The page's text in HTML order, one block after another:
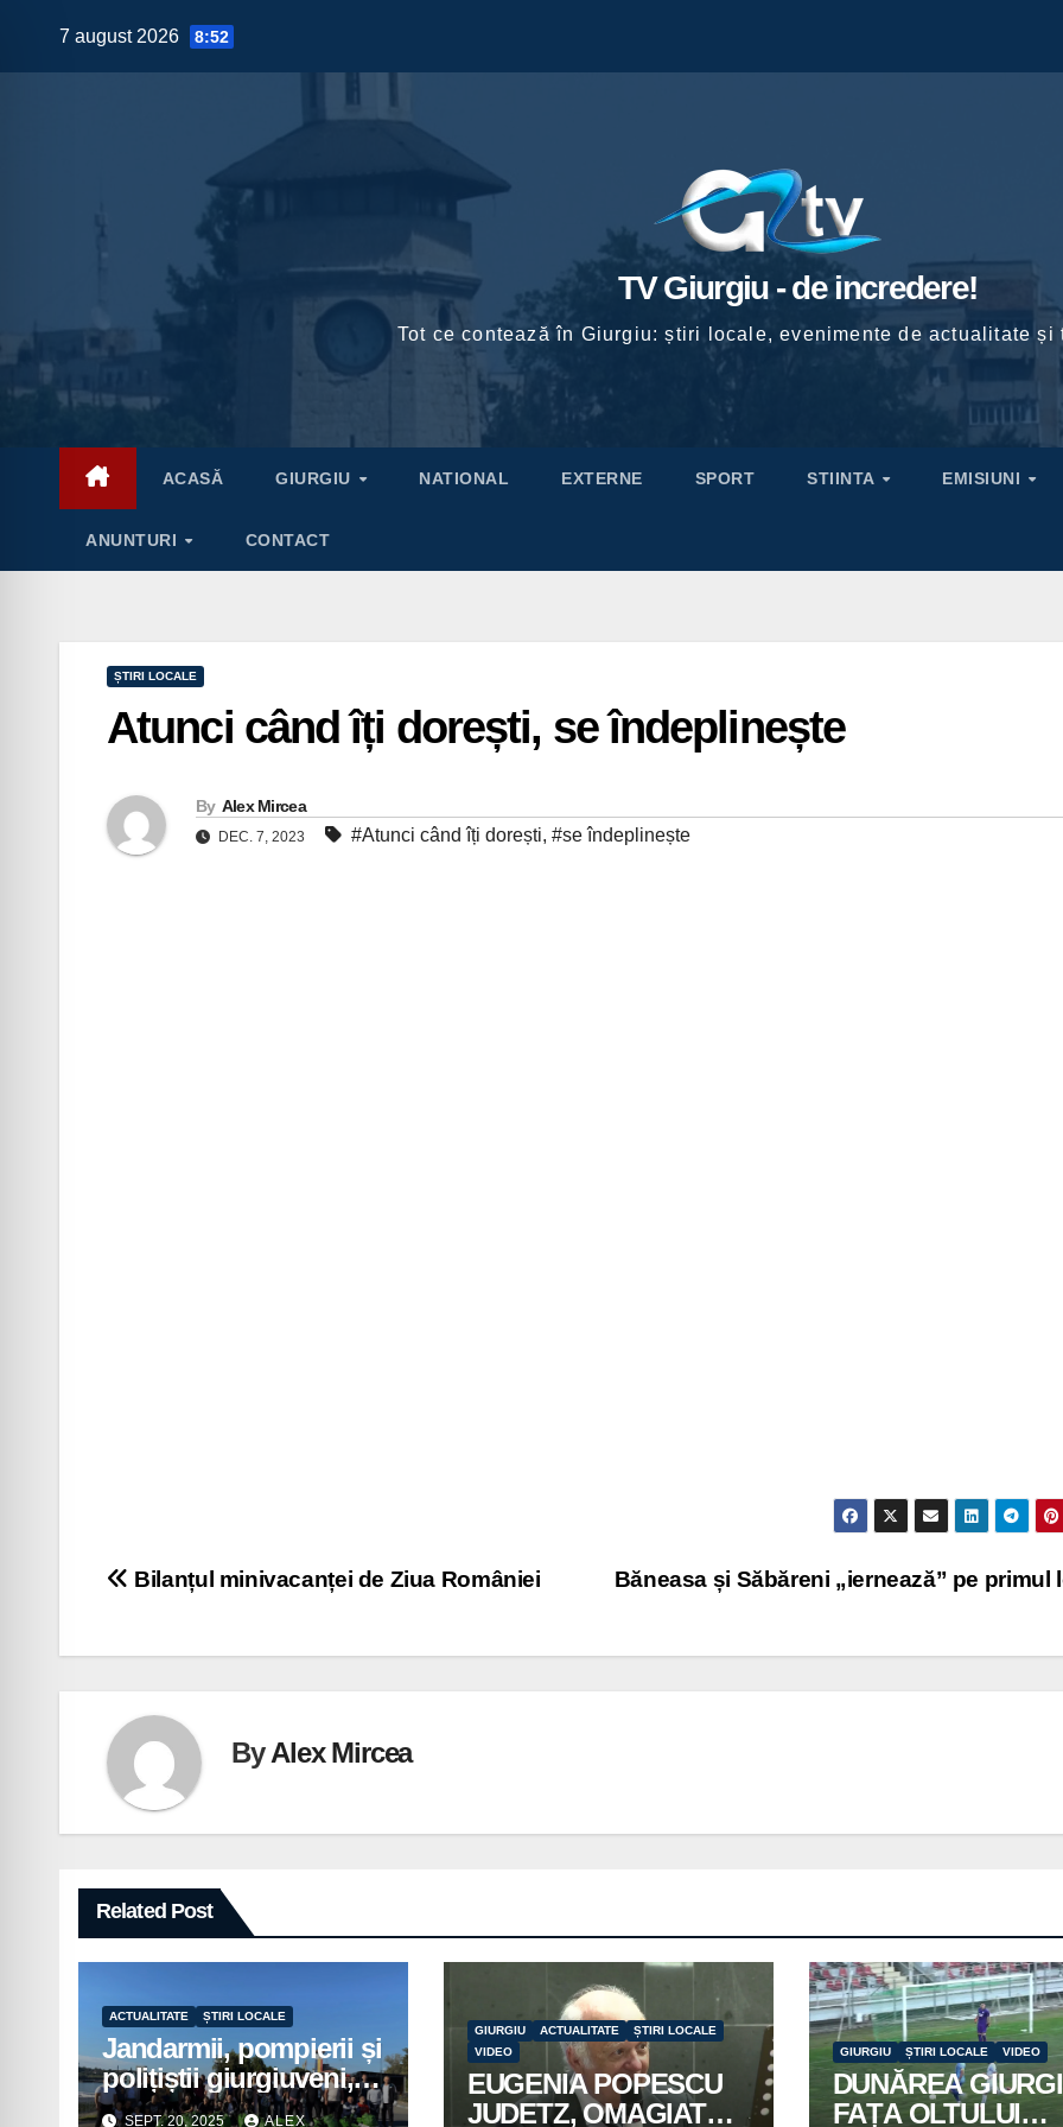
7 august 2026 8:52
TV Giurgiu - de incredere!
Tot ce contează în Giurgiu: știri locale, evenimente de actualitate
ACASĂ GIURGIU NATIONAL EXTERNE SPORT STIINTA EMISIUNI
ANUNTURI CONTACT
ȘTIRI LOCALE
Atunci când îți dorești, se îndeplinește
By Alex Mircea
DEC. 7, 2023 #Atunci când îți dorești, #se îndeplinește
Navigare
Băneasa și Săbăreni „iernează” pe primul
Bilanțul minivacanței de Ziua României
ByAlex Mircea
Related Post
ACTUALITATE ȘTIRI LOCALE
Jandarmii, pompierii și
polițiștii giurgiuveni,
implicați în acțiuni de
SEPT. 20, 2025 ALEX
GIURGIU ACTUALITATE
ȘTIRI LOCALE
VIDEO
EUGENIA POPESCU
JUDETZ, OMAGIATĂ
GIURGIU ȘTIRI LOCALE VIDEO
DUNĂREA
FAȚA OLTULUI